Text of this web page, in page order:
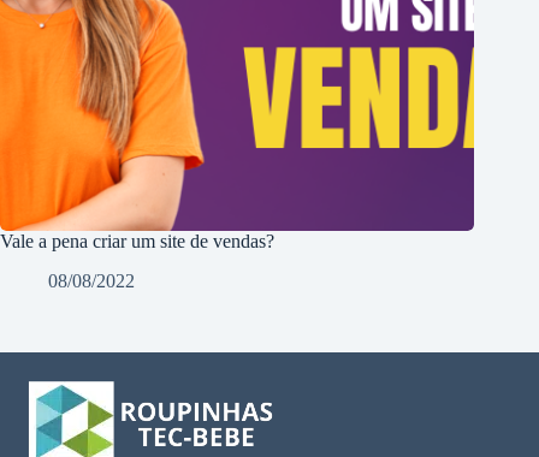
Vale a pena criar um site de vendas?
08/08/2022